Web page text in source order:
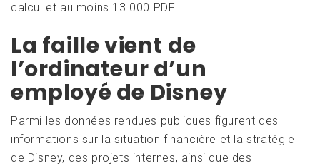
calcul et au moins 13 000 PDF.
La faille vient de
l’ordinateur d’un
employé de Disney
Parmi les données rendues publiques figurent des
informations sur la situation financière et la stratégie
de Disney, des projets internes, ainsi que des